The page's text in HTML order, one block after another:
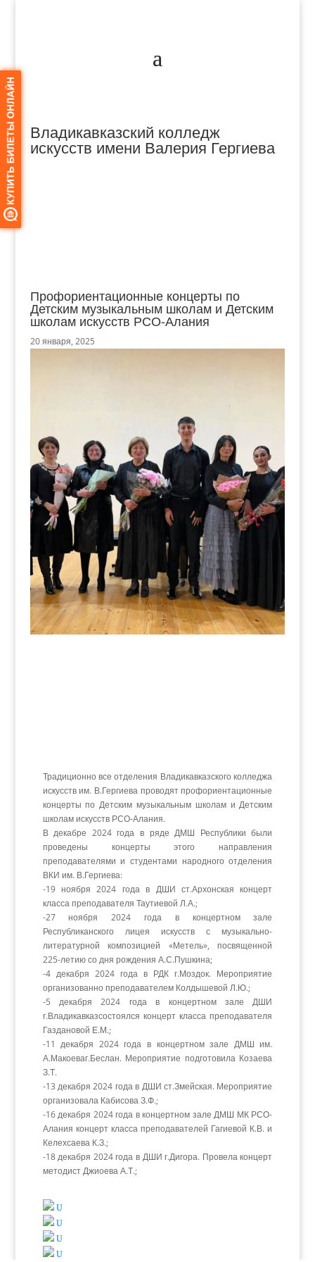
Владикавказский колледж
искусств имени Валерия Гергиева
Профориентационные концерты по
Детским музыкальным школам и Детским
школам искусств РСО-Алания
20 января, 2025
Традиционно все отделения Владикавказского колледжа
искусств им. В.Гергиева проводят профориентационные
концерты по Детским музыкальным школам и Детским
школам искусств РСО-Алания.
В декабре 2024 года в ряде ДМШ Республики были
проведены концерты этого направления
преподавателями и студентами народного отделения
ВКИ им. В.Гергиева:
-19 ноября 2024 года в ДШИ ст.Архонская концерт
класса преподавателя Таутиевой Л.А.;
-27 ноября 2024 года в концертном зале
Республиканского лицея искусств с музыкально-
литературной композицией «Метель», посвященной
225-летию со дня рождения А.С.Пушкина;
-4 декабря 2024 года в РДК г.Моздок. Мероприятие
организованно преподавателем Колдышевой Л.Ю.;
-5 декабря 2024 года в концертном зале ДШИ
г.Владикавказсостоялся концерт класса преподавателя
Газдановой Е.М.;
-11 декабря 2024 года в концертном зале ДМШ им.
А.Макоеваг.Беслан. Мероприятие подготовила Козаева
З.Т.
-13 декабря 2024 года в ДШИ ст.Змейская. Мероприятие
организовала Кабисова З.Ф.;
-16 декабря 2024 года в концертном зале ДМШ МК РСО-
Алания концерт класса преподавателей Гагиевой К.В. и
Келехсаева К.З.;
-18 декабря 2024 года в ДШИ г.Дигора. Провела концерт
методист Джиоева А.Т.;